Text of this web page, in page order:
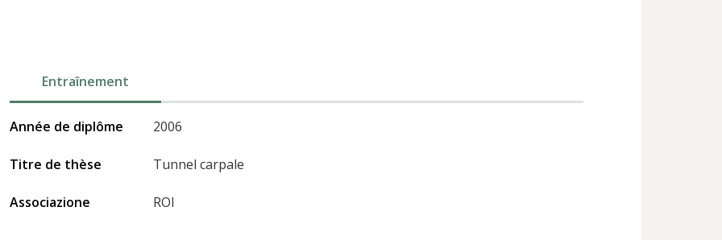
Entraînement
Année de diplôme 2006
Titre de thèse Tunnel carpale
Associazione ROI